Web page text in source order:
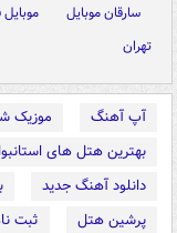
سارقان موبایل موبایل
تهران
آپ آهنگ موزیک
بهترین هتل های
دانلود آهنگ جدید
پرشین هتل
ثبت